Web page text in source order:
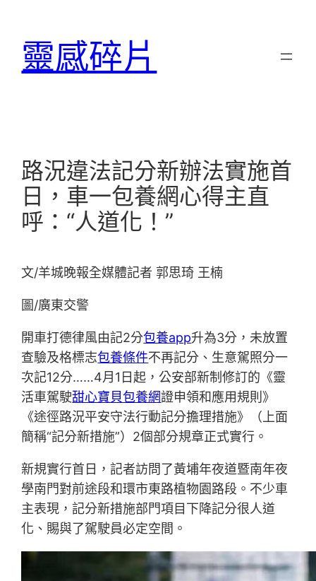
靈感碎片
路況違法記分新辦法實施首
日，車一包養網心得主直
呼：“人道化！”
文/羊城晚報全媒體記者 郭思琦 王楠
圖/廣東交警
開車打德律風由記2分包養app升為3分，未放置
查驗及格標志包養條件不再記分、生意駕照分一
次記12分……4月1日起，公安部新制修訂的《靈
活車駕駛甜心寶貝包養網證申領和應用規則》
《途徑路況平安守法行動記分擔理措施》（上面
簡稱“記分新措施”）2個部分規章正式實行。
新規實行首日，記者訪問了黃埔年夜道暨南年夜
學南門對前途段和環市東路植物園路段。不少車
主表現，記分新措施部門項目下降記分很人道
化、賜與了駕駛員必定空間。